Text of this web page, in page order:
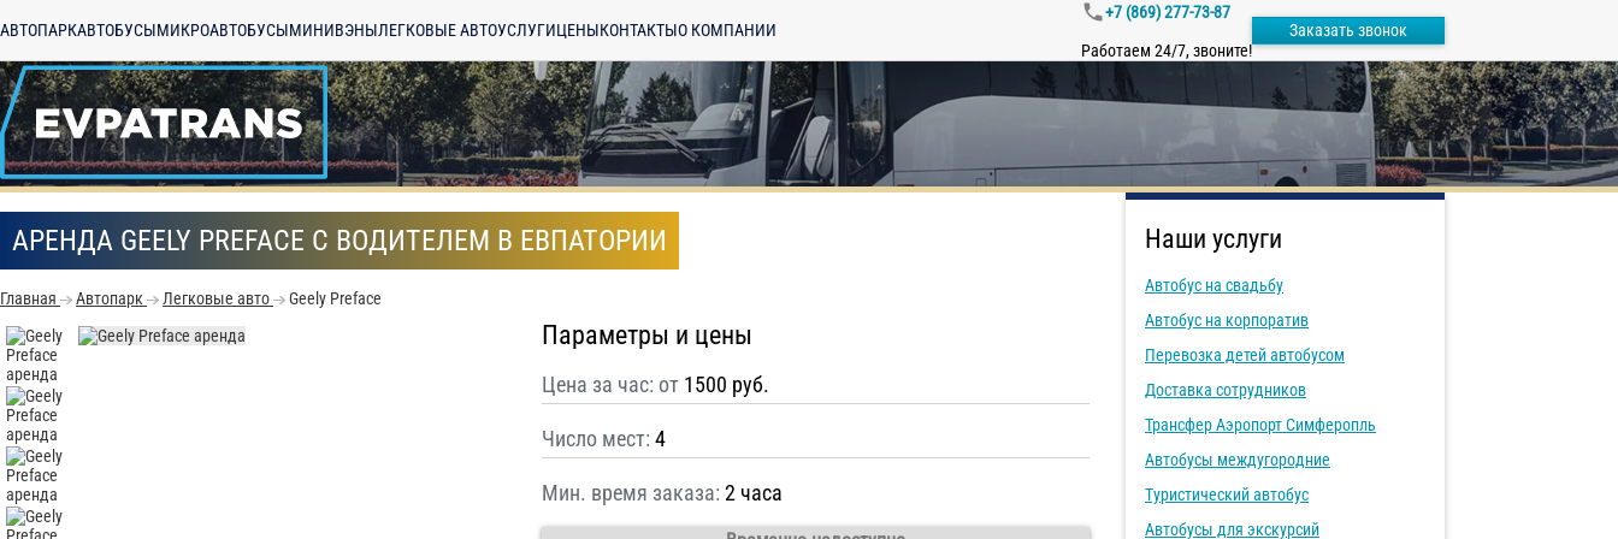
АВТОПАРКАВТОБУСЫМИКРОАВТОБУСЫМИНИВЭНЫЛЕГКОВЫЕ АВТОУСЛУГИЦЕНЫКОНТАКТЫО КОМПАНИИ
+7 (869) 277-73-87
Работаем 24/7, звоните!
Заказать звонок
АРЕНДА GEELY PREFACE С ВОДИТЕЛЕМ В ЕВПАТОРИИ
Главная Автопарк Легковые авто Geely Preface
Параметры и цены
Цена за час: от 1500 руб.
Число мест: 4
Мин. время заказа: 2 часа
Наши услуги
Автобус на свадьбу
Автобус на корпоратив
Перевозка детей автобусом
Доставка сотрудников
Трансфер Аэропорт Симферопль
Автобусы междугородние
Туристический автобус
Автобусы для экскурсий
Политикой конфиденциальностиознакомлен(а), даю